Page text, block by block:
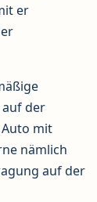
er
auf der
mit
nämlich
auf der